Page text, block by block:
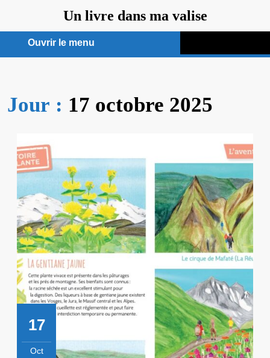
contenu
Un livre dans ma valise
Ouvrir le menu
menu
Jour : 17 octobre 2025
17
Oct